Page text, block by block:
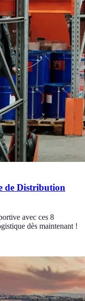
de Distribution
avec ces 8
dès maintenant !